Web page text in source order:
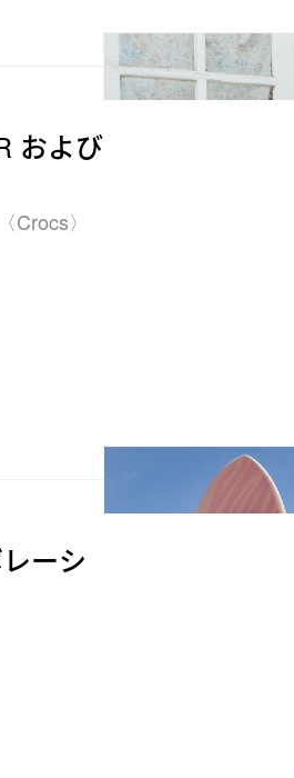
および
Crocs〉
ーシ